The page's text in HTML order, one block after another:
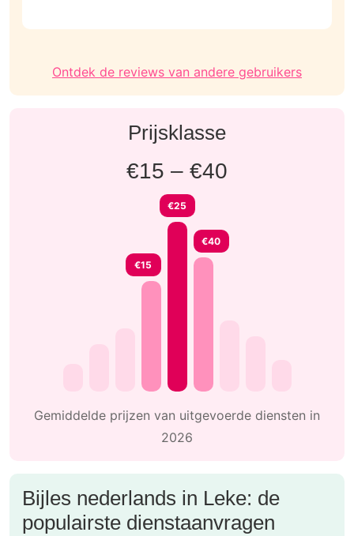
Ontdek de reviews van andere gebruikers
Prijsklasse
€15 – €40
€15
€25
€40
Gemiddelde prijzen van uitgevoerde diensten in
2026
Bijles nederlands in Leke: de
populairste dienstaanvragen